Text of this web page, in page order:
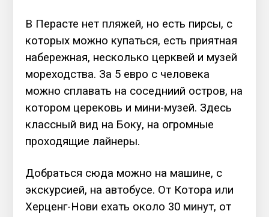
В Перасте нет пляжей, но есть пирсы, с
которых можно купаться, есть приятная
набережная, несколько церквей и музей
мореходства. За 5 евро с человека
можно сплавать на соседниий остров, на
котором церековь и мини-музей. Здесь
классный вид на Боку, на огромные
проходящие лайнеры.
Добраться сюда можно на машине, с
экскурсией, на автобусе. От Котора или
Херценг-Нови ехать около 30 минут, от